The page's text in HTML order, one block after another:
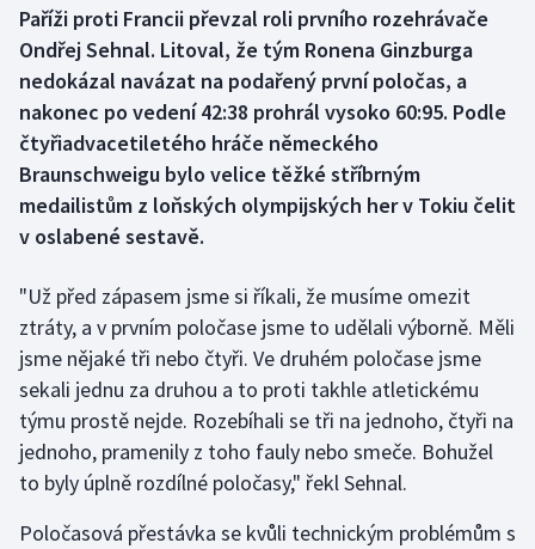
Curling
Dostihy
Florbal
Futsal
Gymnastika
Házená
Jezdectví
Paříži proti Francii převzal roli prvního rozehrávače
Ondřej Sehnal. Litoval, že tým Ronena Ginzburga
nedokázal navázat na podařený první poločas, a
nakonec po vedení 42:38 prohrál vysoko 60:95. Podle
čtyřiadvacetiletého hráče německého
Braunschweigu bylo velice těžké stříbrným
medailistům z loňských olympijských her v Tokiu čelit
v oslabené sestavě.
"Už před zápasem jsme si říkali, že musíme omezit
ztráty, a v prvním poločase jsme to udělali výborně. Měli
jsme nějaké tři nebo čtyři. Ve druhém poločase jsme
sekali jednu za druhou a to proti takhle atletickému
týmu prostě nejde. Rozebíhali se tři na jednoho, čtyři na
jednoho, pramenily z toho fauly nebo smeče. Bohužel
to byly úplně rozdílné poločasy," řekl Sehnal.
Poločasová přestávka se kvůli technickým problémům s